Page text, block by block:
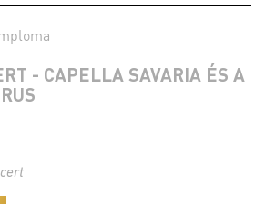
- CAPELLA SAVARIA ÉS A